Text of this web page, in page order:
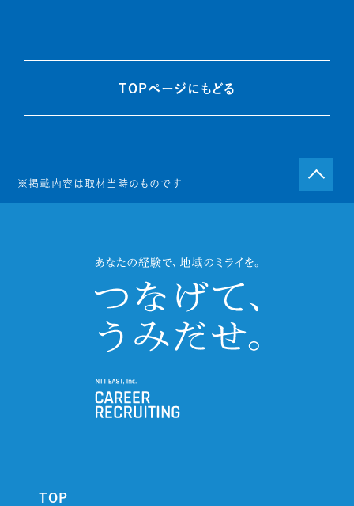
TOPページにもどる
※掲載内容は取材当時のものです
TOP